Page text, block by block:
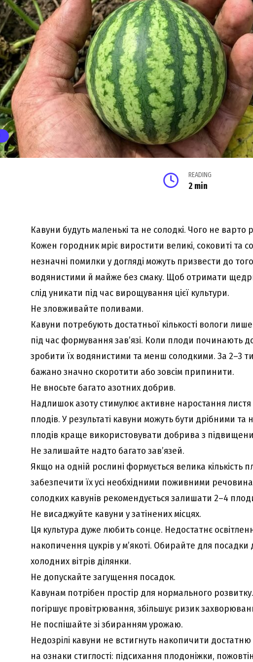
READING
2 min
Кавуни будуть маленькі та не солодкі. Чого не
Кожен городник мріє виростити великі, соковиті та
незначні помилки у догляді можуть призвести до
водянистими й майже без смаку. Щоб отримати
слід уникати під час вирощування цієї культури.
Не зловживайте поливами.
Кавуни потребують достатньої кількості вологи
під час формування зав’язі. Коли плоди починають
зробити їх водянистими та менш солодкими. За 2–3
бажано значно скоротити або зовсім припинити.
Не вносьте багато азотних добрив.
Надлишок азоту стимулює активне наростання листя
плодів. У результаті кавуни можуть бути дрібними
плодів краще використовувати добрива з
Не залишайте надто багато зав’язей.
Якщо на одній рослині формується велика кількість
забезпечити їх усі необхідними поживними
солодких кавунів рекомендується залишати 2–4
Не висаджуйте кавуни у затінених місцях.
Ця культура дуже любить сонце. Недостатнє
накопичення цукрів у м’якоті. Обирайте для посадки
холодних вітрів ділянки.
Не допускайте загущення посадок.
Кавунам потрібен простір для нормального
погіршує провітрювання, збільшує ризик
Не поспішайте зі збиранням урожаю.
Недозрілі кавуни не встигнуть накопичити достатню
на ознаки стиглості: підсихання плодоніжки,